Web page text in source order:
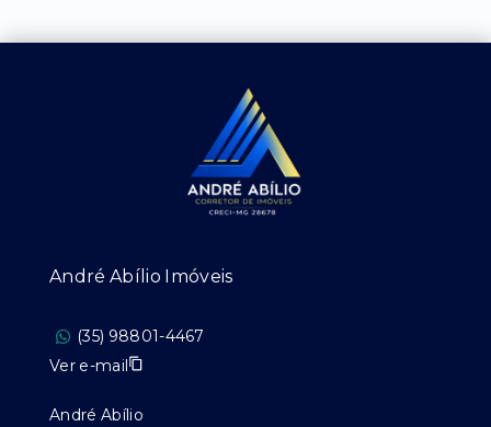
André Abílio Imóveis
(35) 98801-4467
Ver e-mail
André Abílio